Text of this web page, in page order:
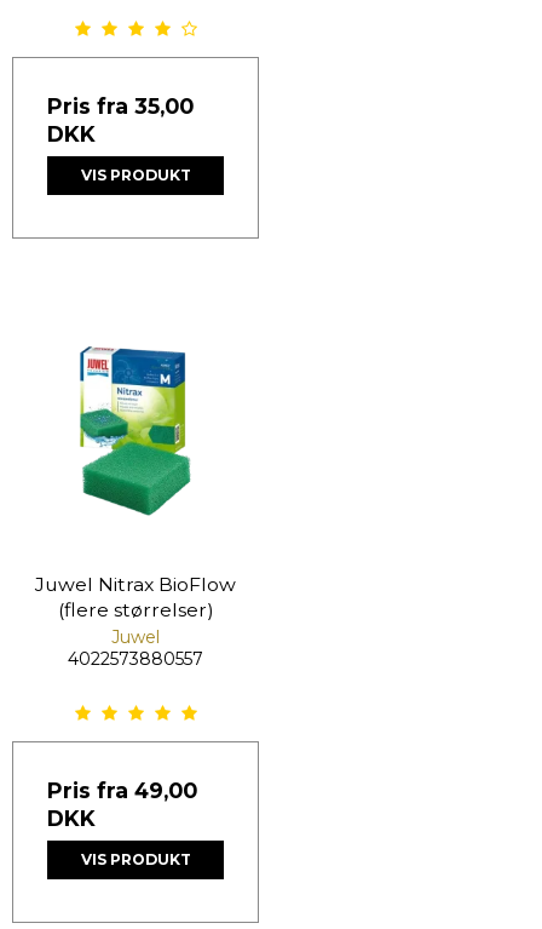
Pris fra 35,00
DKK
VIS PRODUKT
Juwel Nitrax BioFlow
(flere størrelser)
Juwel
4022573880557
Pris fra 49,00
DKK
VIS PRODUKT